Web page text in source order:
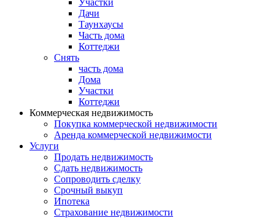
Участки
Дачи
Таунхаусы
Часть дома
Коттеджи
Снять
часть дома
Дома
Участки
Коттеджи
Коммерческая недвижимость
Покупка коммерческой недвижимости
Аренда коммерческой недвижимости
Услуги
Продать недвижимость
Сдать недвижимость
Сопроводить сделку
Срочный выкуп
Ипотека
Страхование недвижимости